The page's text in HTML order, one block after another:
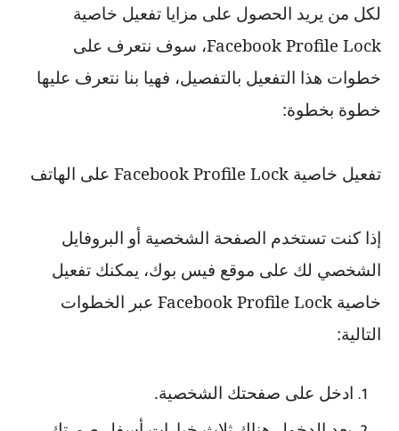
لكل من يريد الحصول على مزايا تفعيل خاصية
Facebook Profile Lock، سوف نتعرف على
خطوات هذا التفعيل بالتفصيل، فهيا بنا نتعرف عليها
خطوة بخطوة:
تفعيل خاصيةFacebook Profile Lockعلى الهاتف
إذا كنت تستخدم الصفحة الشخصية أو البروفايل
الشخصي لك على موقع فيس بوك، يمكنك تفعيل
خاصيةFacebook Profile Lockعبر الخطوات
التالية:
ادخل على صفحتك الشخصية.